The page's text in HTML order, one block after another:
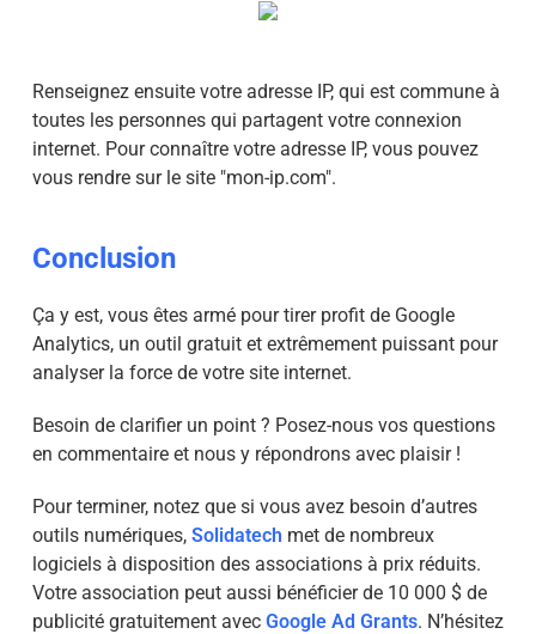
Renseignez ensuite votre adresse IP, qui est commune à
toutes les personnes qui partagent votre connexion
internet. Pour connaître votre adresse IP, vous pouvez
vous rendre sur le site "mon-ip.com".
Conclusion
Ça y est, vous êtes armé pour tirer profit de Google
Analytics, un outil gratuit et extrêmement puissant pour
analyser la force de votre site internet.
Besoin de clarifier un point ? Posez-nous vos questions
en commentaire et nous y répondrons avec plaisir !
Pour terminer, notez que si vous avez besoin d’autres
outils numériques, Solidatech met de nombreux
logiciels à disposition des associations à prix réduits.
Votre association peut aussi bénéficier de 10 000 $ de
publicité gratuitement avec Google Ad Grants. N’hésitez